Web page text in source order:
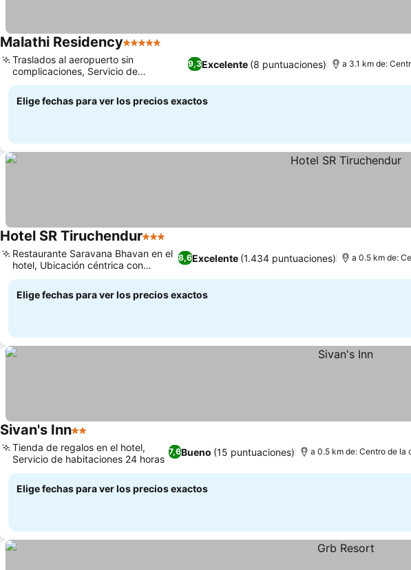
Malathi Residency5 Estrellas
9,3Excelente (8 puntuaciones)
Traslados al aeropuerto sin
complicaciones, Servicio de
habitaciones 24 horas
a 3.1 km de:
Elige fechas para ver los precios exactos
Hotel SR Tiruchendur3 Estrellas
8,6Excelente (1.434 puntuaciones)
Restaurante Saravana Bhavan en el
hotel, Ubicación céntrica con
transporte
a 0.5 km de:
Elige fechas para ver los precios exactos
Sivan's Inn2 Estrellas
7,6Bueno (15 puntuaciones)
Tienda de regalos en el hotel,
Servicio de habitaciones 24 horas
a 0.5 km de: Centro de la
Elige fechas para ver los precios exactos